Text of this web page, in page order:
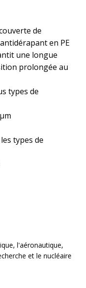
de
en PE
une longue
prolongée au
types de
types de
l'aéronautique,
et le nucléaire